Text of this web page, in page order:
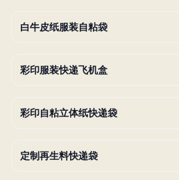
白牛皮纸服装自粘袋
彩印服装快递飞机盒
彩印自粘立体纸快递袋
定制再生料快递袋